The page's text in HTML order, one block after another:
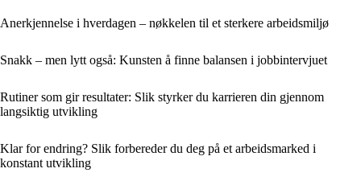
Anerkjennelse i hverdagen – nøkkelen til et sterkere arbeidsmiljø
Snakk – men lytt også: Kunsten å finne balansen i jobbintervjuet
Rutiner som gir resultater: Slik styrker du karrieren din gjennom
langsiktig utvikling
Klar for endring? Slik forbereder du deg på et arbeidsmarked i
konstant utvikling